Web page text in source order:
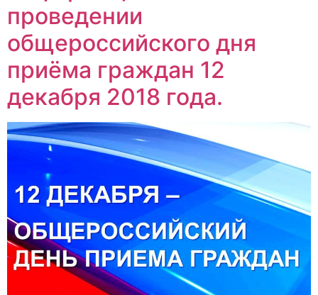
проведении
общероссийского дня
приёма граждан 12
декабря 2018 года.